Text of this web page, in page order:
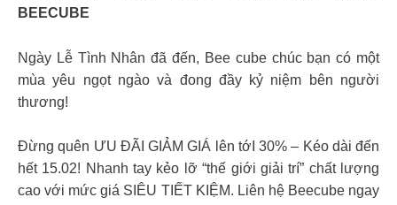
BEECUBE
Ngày Lễ Tình Nhân đã đến, Bee cube chúc bạn có một
mùa yêu ngọt ngào và đong đầy kỷ niệm bên người
thương!
Đừng quên ƯU ĐÃI GIẢM GIÁ lên tớI 30% – Kéo dài đến
hết 15.02! Nhanh tay kẻo lỡ “thế giới giải trí” chất lượng
cao với mức giá SIÊU TIẾT KIỆM. Liên hệ Beecube ngay